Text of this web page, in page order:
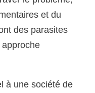
et du
des parasites
à une société de